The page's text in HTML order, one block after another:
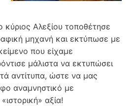
κύριος Αλεξίου τοποθέτησε
μηχανή και εκτύπωσε με
που είχαμε
μάλιστα να εκτυπώσει
αντίτυπα, ώστε να μας
αναμνηστικό με
αξία!